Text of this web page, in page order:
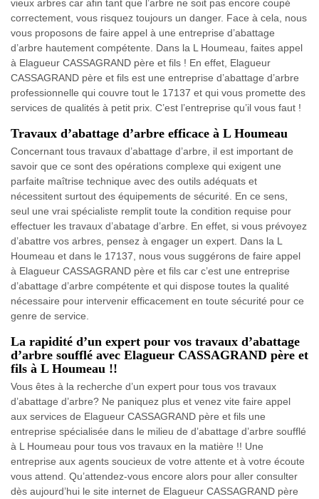
vieux arbres car afin tant que l’arbre ne soit pas encore coupé
correctement, vous risquez toujours un danger. Face à cela, nous
vous proposons de faire appel à une entreprise d’abattage
d’arbre hautement compétente. Dans la L Houmeau, faites appel
à Elagueur CASSAGRAND père et fils ! En effet, Elagueur
CASSAGRAND père et fils est une entreprise d’abattage d’arbre
professionnelle qui couvre tout le 17137 et qui vous promette des
services de qualités à petit prix. C’est l’entreprise qu’il vous faut !
Travaux d’abattage d’arbre efficace à L Houmeau
Concernant tous travaux d’abattage d’arbre, il est important de
savoir que ce sont des opérations complexe qui exigent une
parfaite maîtrise technique avec des outils adéquats et
nécessitent surtout des équipements de sécurité. En ce sens,
seul une vrai spécialiste remplit toute la condition requise pour
effectuer les travaux d’abatage d’arbre. En effet, si vous prévoyez
d’abattre vos arbres, pensez à engager un expert. Dans la L
Houmeau et dans le 17137, nous vous suggérons de faire appel
à Elagueur CASSAGRAND père et fils car c’est une entreprise
d’abattage d’arbre compétente et qui dispose toutes la qualité
nécessaire pour intervenir efficacement en toute sécurité pour ce
genre de service.
La rapidité d’un expert pour vos travaux d’abattage
d’arbre soufflé avec Elagueur CASSAGRAND père et
fils à L Houmeau !!
Vous êtes à la recherche d’un expert pour tous vos travaux
d’abattage d’arbre? Ne paniquez plus et venez vite faire appel
aux services de Elagueur CASSAGRAND père et fils une
entreprise spécialisée dans le milieu de d’abattage d’arbre soufflé
à L Houmeau pour tous vos travaux en la matière !! Une
entreprise aux agents soucieux de votre attente et à votre écoute
vous attend. Qu’attendez-vous encore alors pour aller consulter
dès aujourd’hui le site internet de Elagueur CASSAGRAND père